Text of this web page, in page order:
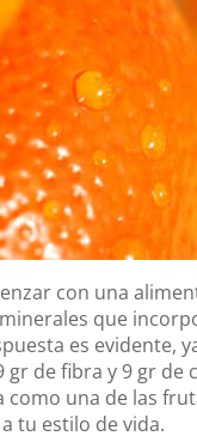
con una
que
es evidente,
de fibra y 9 gr de
una de las
tu estilo de vida.